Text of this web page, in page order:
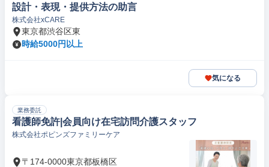
設計・表現・提供方法の助言
株式会社xCARE
東京都渋谷区東
時給5000円以上
気になる
業務委託
看護師免許|会員向け在宅訪問介護スタッフ
株式会社ポピンズファミリーケア
〒174-0000東京都板橋区